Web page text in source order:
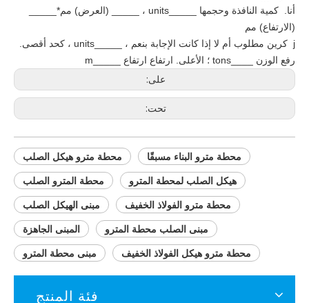
أنا. كمية النافذة وحجمها _____units ، _____ (العرض) مم*_____
(الارتفاع) مم
j كرين مطلوب أم لا إذا كانت الإجابة بنعم ، _____units ، كحد أقصى.
رفع الوزن ____tons ؛ الأعلى. ارتفاع ارتفاع _____m
على:
تحت:
محطة مترو هيكل الصلب
محطة مترو البناء مسبقًا
محطة المترو الصلب
هيكل الصلب لمحطة المترو
مبنى الهيكل الصلب
محطة مترو الفولاذ الخفيف
المبنى الجاهزة
مبنى الصلب محطة المترو
مبنى محطة المترو
محطة مترو هيكل الفولاذ الخفيف
فئة المنتج